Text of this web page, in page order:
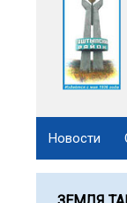
Новости